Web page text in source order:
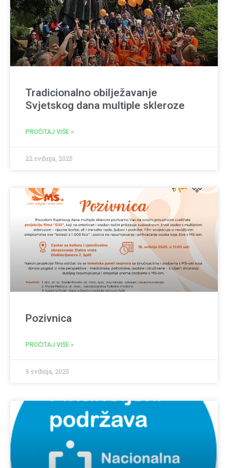
Tradicionalno obilježavanje
Svjetskog dana multiple skleroze
PROČITAJ VIŠE »
22 svibnja, 2025
Pozivnica
PROČITAJ VIŠE »
9 svibnja, 2025